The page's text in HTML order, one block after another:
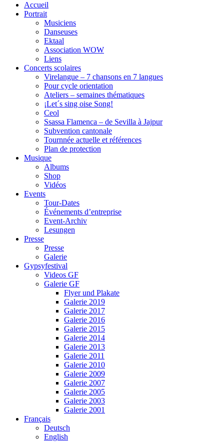
Accueil
Portrait
Musiciens
Danseuses
Ektaal
Association WOW
Liens
Concerts scolaires
Virelangue – 7 chansons en 7 langues
Pour cycle orientation
Ateliers – semaines thématiques
¡Let´s sing oise Song!
Ceol
Ssassa Flamenca – de Sevilla à Jajpur
Subvention cantonale
Tournnée actuelle et références
Plan de protection
Musique
Albums
Shop
Vidéos
Events
Tour-Dates
Événements d’entreprise
Event-Archiv
Lesungen
Presse
Presse
Galerie
Gypsyfestival
Videos GF
Galerie GF
Flyer und Plakate
Galerie 2019
Galerie 2017
Galerie 2016
Galerie 2015
Galerie 2014
Galerie 2013
Galerie 2011
Galerie 2010
Galerie 2009
Galerie 2007
Galerie 2005
Galerie 2003
Galerie 2001
Français
Deutsch
English